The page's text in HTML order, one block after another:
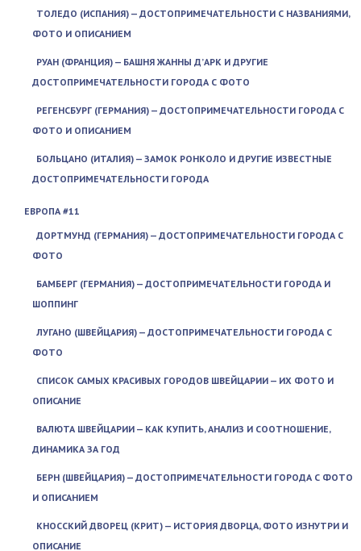
ТОЛЕДО (ИСПАНИЯ) — ДОСТОПРИМЕЧАТЕЛЬНОСТИ С НАЗВАНИЯМИ,
ФОТО И ОПИСАНИЕМ
РУАН (ФРАНЦИЯ) — БАШНЯ ЖАННЫ Д’АРК И ДРУГИЕ
ДОСТОПРИМЕЧАТЕЛЬНОСТИ ГОРОДА С ФОТО
РЕГЕНСБУРГ (ГЕРМАНИЯ) — ДОСТОПРИМЕЧАТЕЛЬНОСТИ ГОРОДА С
ФОТО И ОПИСАНИЕМ
БОЛЬЦАНО (ИТАЛИЯ) — ЗАМОК РОНКОЛО И ДРУГИЕ ИЗВЕСТНЫЕ
ДОСТОПРИМЕЧАТЕЛЬНОСТИ ГОРОДА
ЕВРОПА #11
ДОРТМУНД (ГЕРМАНИЯ) — ДОСТОПРИМЕЧАТЕЛЬНОСТИ ГОРОДА С
ФОТО
БАМБЕРГ (ГЕРМАНИЯ) — ДОСТОПРИМЕЧАТЕЛЬНОСТИ ГОРОДА И
ШОППИНГ
ЛУГАНО (ШВЕЙЦАРИЯ) — ДОСТОПРИМЕЧАТЕЛЬНОСТИ ГОРОДА С
ФОТО
СПИСОК САМЫХ КРАСИВЫХ ГОРОДОВ ШВЕЙЦАРИИ — ИХ ФОТО И
ОПИСАНИЕ
ВАЛЮТА ШВЕЙЦАРИИ — КАК КУПИТЬ, АНАЛИЗ И СООТНОШЕНИЕ,
ДИНАМИКА ЗА ГОД
БЕРН (ШВЕЙЦАРИЯ) — ДОСТОПРИМЕЧАТЕЛЬНОСТИ ГОРОДА С ФОТО
И ОПИСАНИЕМ
КНОССКИЙ ДВОРЕЦ (КРИТ) — ИСТОРИЯ ДВОРЦА, ФОТО ИЗНУТРИ И
ОПИСАНИЕ